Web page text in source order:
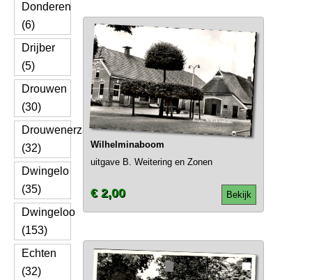
Donderen
(6)
Drijber
(5)
Drouwen
(30)
Drouwenerzand
(32)
Dwingelo
(35)
Dwingeloo
(153)
Echten
(32)
Wilhelminaboom
uitgave B. Weitering en Zonen
Bekijk
€ 2,00